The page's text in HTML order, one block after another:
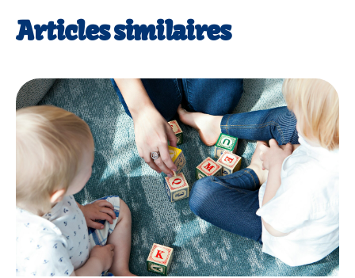
Articles similaires
3. Lorem ipsum dolor sit amet